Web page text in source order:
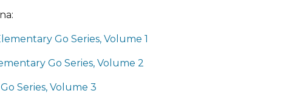
Go Series, Volume 1
Go Series, Volume 2
Series, Volume 3